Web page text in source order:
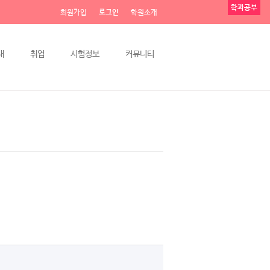
회원가입 로그인 학원소개
취업 시험정보 커뮤니티
학과공부